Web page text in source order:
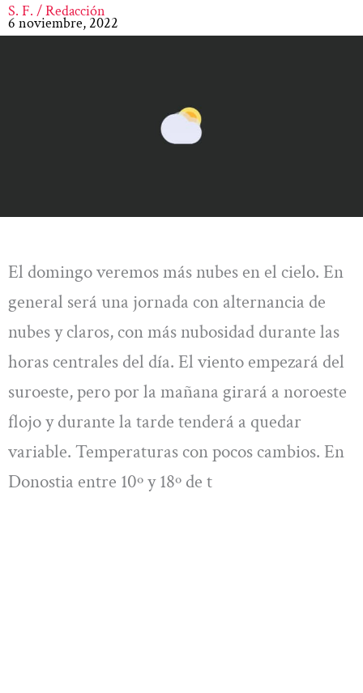
S. F. / Redacción
6 noviembre, 2022
El domingo veremos más nubes en el cielo. En
general será una jornada con alternancia de
nubes y claros, con más nubosidad durante las
horas centrales del día. El viento empezará del
suroeste, pero por la mañana girará a noroeste
flojo y durante la tarde tenderá a quedar
variable. Temperaturas con pocos cambios. En
Donostia entre 10º y 18º de t